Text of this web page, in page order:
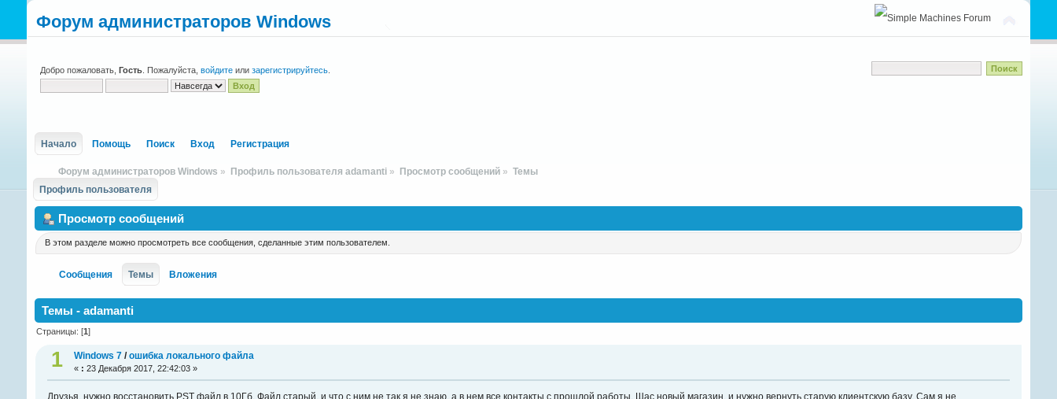
Форум администраторов Windows
Добро пожаловать, Гость. Пожалуйста, войдитеили зарегистрируйтесь.
Начало Помощь Поиск Вход Регистрация
Форум администраторов Windows » Профиль пользователя adamanti» Просмотр сообщений » Темы
Профиль пользователя
Просмотр сообщений
В этом разделе можно просмотреть все сообщения, сделанные этим пользователем.
Сообщения Темы Вложения
Темы - adamanti
Страницы: [1]
1 Windows 7/ошибка локального файла
« : 23 Декабря 2017, 22:42:03 »
Друзья, нужно восстановить PST файл в 10Гб. Файл старый, и что с ним не так я не знаю, а в нем все контакты с прошлой работы. Щас новый магазин, и нужно вернуть старую клиентскую базу. Сам я не